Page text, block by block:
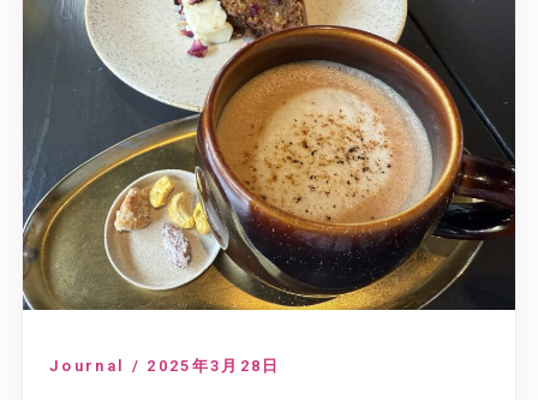
Journal / 2025年3月28日